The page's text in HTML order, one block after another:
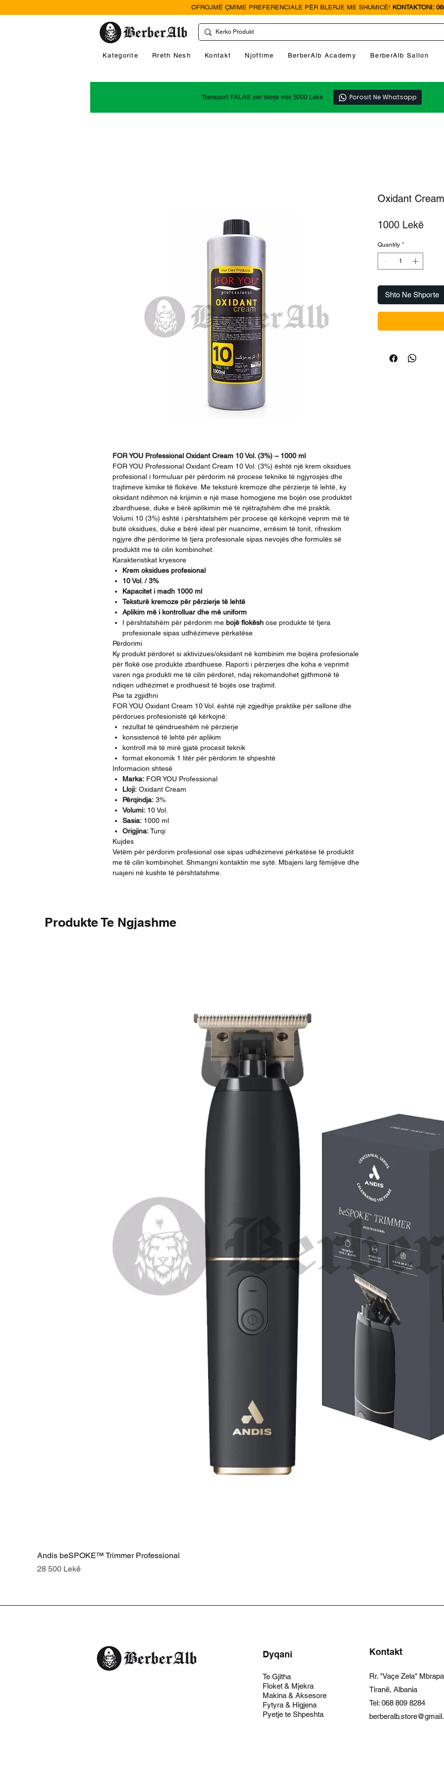
OFROJMË ÇMIME PREFERENCIALE PËR BLERJE ME SHUMICË! KONTAKTONI:
Kategorite Rreth Nesh Kontakt Njoftime BerberAlb Academy BerberAlb Sallon
Transport FALAS per blerje mbi 5000 Leke Porosit Ne Whatsapp
FOR YOU Professional Oxidant Cream 10 Vol. (3%) – 1000 ml
FOR YOU Professional Oxidant Cream 10 Vol. (3%) është një krem oksidues
profesional i formuluar për përdorim në procese teknike të ngjyrosjes dhe
trajtimeve kimike të flokëve. Me teksturë kremoze dhe përzierje të lehtë, ky
oksidant ndihmon në krijimin e një mase homogjene me bojën ose produktet
zbardhuese, duke e bërë aplikimin më të njëtrajtshëm dhe më praktik.
Volumi 10 (3%) është i përshtatshëm për procese që kërkojnë veprim më të
butë oksidues, duke e bërë ideal për nuancime, errësim të tonit, rifreskim
ngjyre dhe përdorime të tjera profesionale sipas nevojës dhe formulës së
produktit me të cilin kombinohet.
Karakteristikat kryesore
Krem oksidues profesional
10 Vol. / 3%
Kapacitet i madh 1000 ml
Teksturë kremoze për përzierje të lehtë
Aplikim më i kontrolluar dhe më uniform
I përshtatshëm për përdorim me bojë flokësh ose produkte të tjera
profesionale sipas udhëzimeve përkatëse
Përdorimi
Ky produkt përdoret si aktivizues/oksidant në kombinim me bojëra profesionale
për flokë ose produkte zbardhuese. Raporti i përzierjes dhe koha e veprimit
varen nga produkti me të cilin përdoret, ndaj rekomandohet gjithmonë të
ndiqen udhëzimet e prodhuesit të bojës ose trajtimit.
Pse ta zgjidhni
FOR YOU Oxidant Cream 10 Vol. është një zgjedhje praktike për sallone dhe
përdorues profesionistë që kërkojnë:
rezultat të qëndrueshëm në përzierje
konsistencë të lehtë për aplikim
kontroll më të mirë gjatë procesit teknik
format ekonomik 1 litër për përdorim të shpeshtë
Informacion shtesë
Marka: FOR YOU Professional
Lloji: Oxidant Cream
Përqindja: 3%
Volumi: 10 Vol.
Sasia: 1000 ml
Origjina:Turqi
Kujdes
Vetëm për përdorim profesional ose sipas udhëzimeve përkatëse të produktit
me të cilin kombinohet. Shmangni kontaktin me sytë. Mbajeni larg fëmijëve dhe
ruajeni në kushte të përshtatshme.
Oxidant
1000 LekëPrice
Quantity *
Shto Ne Shporte
Produkte Te Ngjashme
Andis beSPOKE™ Trimmer Professional
Price
28 500 Lekë
Dyqani
Te Gjitha
Floket & Mjekra
Makina & Aksesore
Fytyra & Higjena
Pyetje te Shpeshta
Kontakt
Rr. "Vaçe Zela"
Tiranë, Albania
Tel: 068 809 8284